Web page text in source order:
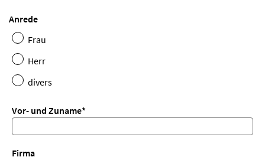
Anrede
Frau
Herr
divers
Vor- und Zuname*
Firma